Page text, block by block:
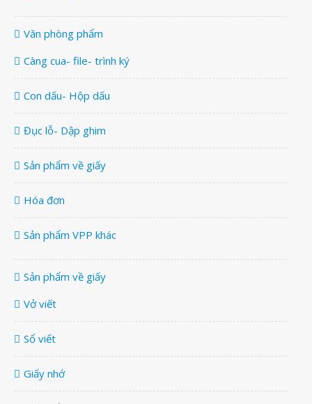
Văn phòng phẩm
Càng cua- file- trình ký
Con dấu- Hộp dấu
Đục lỗ- Dập ghim
Sản phẩm về giấy
Hóa đơn
Sản phẩm VPP khác
Sản phẩm về giấy
Vở viết
Sổ viết
Giấy nhớ